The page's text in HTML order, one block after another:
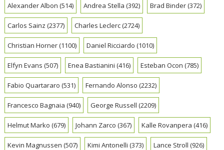
Alexander Albon (514) Andrea Stella (392) Brad Binder(372)
Carlos Sainz (2377) Charles Leclerc(2724)
Christian Horner(1100) Daniel Ricciardo (1010)
Elfyn Evans (507) Enea Bastianini (416) Esteban Ocon (785)
Fabio Quartararo (531) Fernando Alonso (2232)
Francesco Bagnaia (940) George Russell (2209)
Helmut Marko (679) Johann Zarco (367) Kalle Rovanpera (416)
Kevin Magnussen (507) Kimi Antonelli (373) Lance Stroll (926)